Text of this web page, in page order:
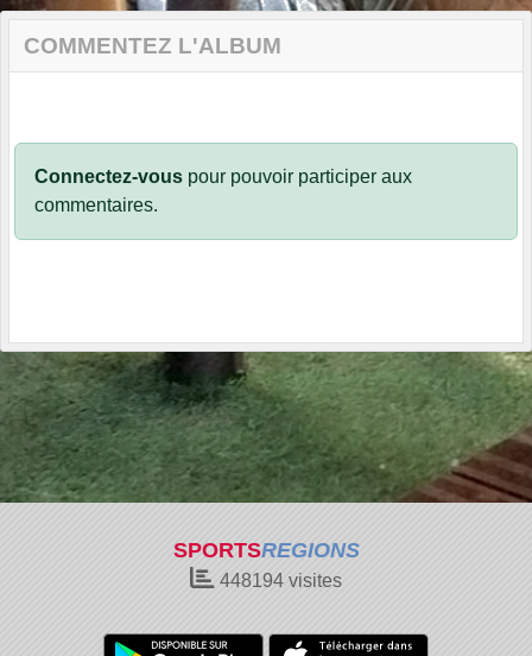
COMMENTEZ L'ALBUM
Connectez-vous pour pouvoir participer aux
commentaires.
SPORTSREGIONS
448194 visites